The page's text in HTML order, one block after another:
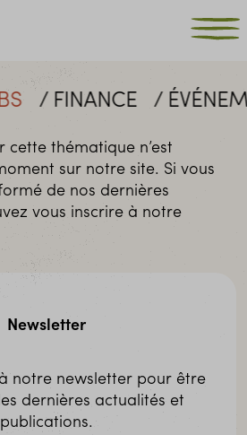
FINANCE
cette thématique n’est
sur notre site. Si vous
de nos dernières
vous inscrire à notre
Newsletter
notre newsletter pour être
dernières actualités et
publications.